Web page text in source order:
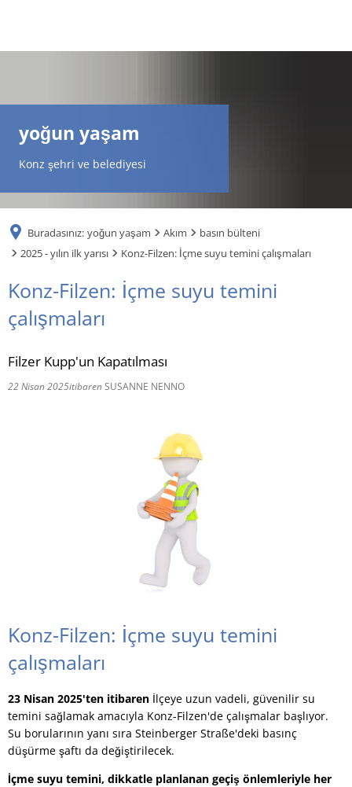
FR
TR
yoğun yaşam
Konz şehri ve belediyesi
Buradasınız: yoğun yaşam Akım
basın bülteni
2025 - yılın ilk yarısı
Konz-Filzen: İçme suyu temini çalışmaları
Konz-Filzen: İçme suyu temini
çalışmaları
Filzer Kupp'un Kapatılması
22 Nisan 2025itibarenSUSANNE NENNO
Konz-Filzen: İçme suyu temini
çalışmaları
23 Nisan 2025'ten itibaren İlçeye uzun vadeli, güvenilir su
temini sağlamak amacıyla Konz-Filzen'de çalışmalar başlıyor.
Su borularının yanı sıra Steinberger Straße'deki basınç
düşürme şaftı da değiştirilecek.
İçme suyu temini, dikkatle planlanan geçiş önlemleriyle her